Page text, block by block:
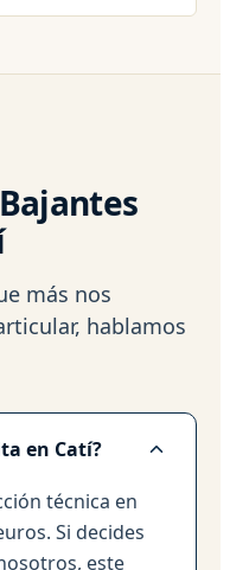
más nos
hablamos
en Catí?
técnica en
Si decides
este